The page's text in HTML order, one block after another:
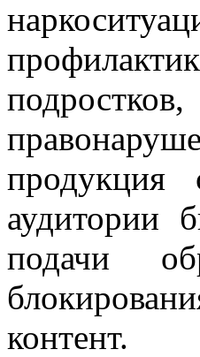
продукция
аудитории
подачи
контент.